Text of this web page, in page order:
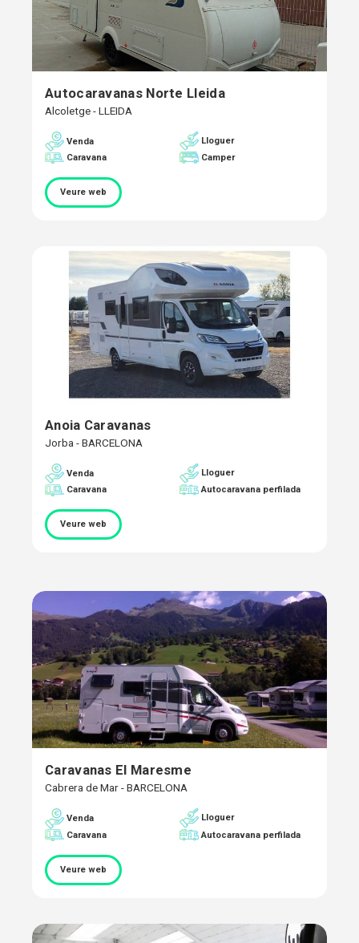
Autocaravanas Norte Lleida
Alcoletge - LLEIDA
Venda
Lloguer
Caravana
Camper
Veure web
Anoia Caravanas
Jorba - BARCELONA
Venda
Lloguer
Caravana
Autocaravana perfilada
Veure web
Caravanas El Maresme
Cabrera de Mar - BARCELONA
Venda
Lloguer
Caravana
Autocaravana perfilada
Veure web